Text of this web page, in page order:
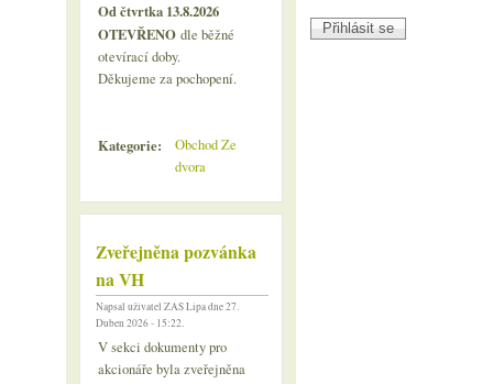
Od čtvrtka 13.8.2026
OTEVŘENO dle běžné
otevírací doby.
Děkujeme za pochopení.
Kategorie:
Obchod Ze
dvora
Zveřejněna pozvánka
na VH
Napsal uživatel ZAS Lipadne 27.
Duben 2026 - 15:22.
V sekci dokumenty pro
akcionáře byla zveřejněna